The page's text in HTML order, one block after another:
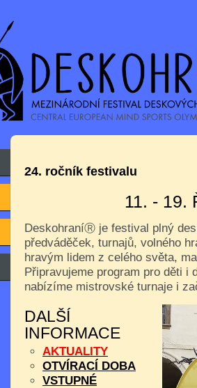
24. ročník festivalu
11. - 19.
DeskohraníⓇ je festival plný
předváděček, turnajů, volného
hravým lidem z celého světa,
Připravujeme program pro děti i
nabízíme mistrovské turnaje i
DALŠÍ
INFORMACE
AKTUALITY
OTVÍRACÍ DOBA
VSTUPNÉ